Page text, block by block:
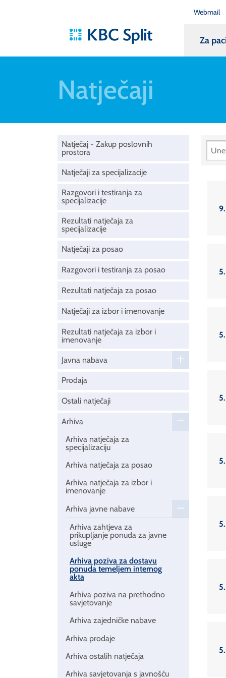
Webmail
Za
Natječaji
Natječaj - Zakup poslovnih
prostora
Natječaji za specijalizacije
Razgovori i testiranja za
specijalizacije
Rezultati natječaja za
specijalizacije
Natječaji za posao
Razgovori i testiranja za posao
Rezultati natječaja za posao
Natječaji za izbor i imenovanje
Rezultati natječaja za izbor i
imenovanje
Javna nabava
Prodaja
Ostali natječaji
Arhiva
Arhiva natječaja za
specijalizaciju
Arhiva natječaja za posao
Arhiva natječaja za izbor i
imenovanje
Arhiva javne nabave
Arhiva zahtjeva za
prikupljanje ponuda za javne
usluge
Arhiva poziva za dostavu
ponuda temeljem internog
akta
Arhiva poziva na prethodno
savjetovanje
Arhiva zajedničke nabave
Arhiva prodaje
Arhiva ostalih natječaja
Arhiva savjetovanja s javnošću